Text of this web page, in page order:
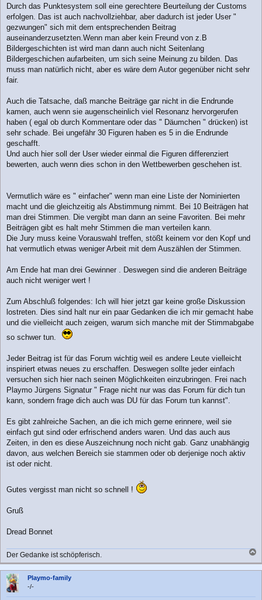
Durch das Punktesystem soll eine gerechtere Beurteilung der Customs
erfolgen. Das ist auch nachvollziehbar, aber dadurch ist jeder User "
gezwungen" sich mit dem entsprechenden Beitrag
auseinanderzusetzten.Wenn man aber kein Freund von z.B
Bildergeschichten ist wird man dann auch nicht Seitenlang
Bildergeschichen aufarbeiten, um sich seine Meinung zu bilden. Das
muss man natürlich nicht, aber es wäre dem Autor gegenüber nicht sehr
fair.
Auch die Tatsache, daß manche Beiträge gar nicht in die Endrunde
kamen, auch wenn sie augenscheinlich viel Resonanz hervorgerufen
haben ( egal ob durch Kommentare oder das " Däumchen " drücken) ist
sehr schade. Bei ungefähr 30 Figuren haben es 5 in die Endrunde
geschafft.
Und auch hier soll der User wieder einmal die Figuren differenziert
bewerten, auch wenn dies schon in den Wettbewerben geschehen ist.
Vermutlich wäre es " einfacher" wenn man eine Liste der Nominierten
macht und die gleichzeitig als Abstimmung nimmt. Bei 10 Beiträgen hat
man drei Stimmen. Die vergibt man dann an seine Favoriten. Bei mehr
Beiträgen gibt es halt mehr Stimmen die man verteilen kann.
Die Jury muss keine Vorauswahl treffen, stößt keinem vor den Kopf und
hat vermutlich etwas weniger Arbeit mit dem Auszählen der Stimmen.
Am Ende hat man drei Gewinner . Deswegen sind die anderen Beiträge
auch nicht weniger wert !
Zum Abschluß folgendes: Ich will hier jetzt gar keine große Diskussion
lostreten. Dies sind halt nur ein paar Gedanken die ich mir gemacht habe
und die vielleicht auch zeigen, warum sich manche mit der Stimmabgabe
so schwer tun.
Jeder Beitrag ist für das Forum wichtig weil es andere Leute vielleicht
inspiriert etwas neues zu erschaffen. Deswegen sollte jeder einfach
versuchen sich hier nach seinen Möglichkeiten einzubringen. Frei nach
Playmo Jürgens Signatur " Frage nicht nur was das Forum für dich tun
kann, sondern frage dich auch was DU für das Forum tun kannst".
Es gibt zahlreiche Sachen, an die ich mich gerne erinnere, weil sie
einfach gut sind oder erfrischend anders waren. Und das auch aus
Zeiten, in den es diese Auszeichnung noch nicht gab. Ganz unabhängig
davon, aus welchen Bereich sie stammen oder ob derjenige noch aktiv
ist oder nicht.
Gutes vergisst man nicht so schnell !
Gruß
Dread Bonnet
Der Gedanke ist schöpferisch.
a
c
Playmo-family
-/-